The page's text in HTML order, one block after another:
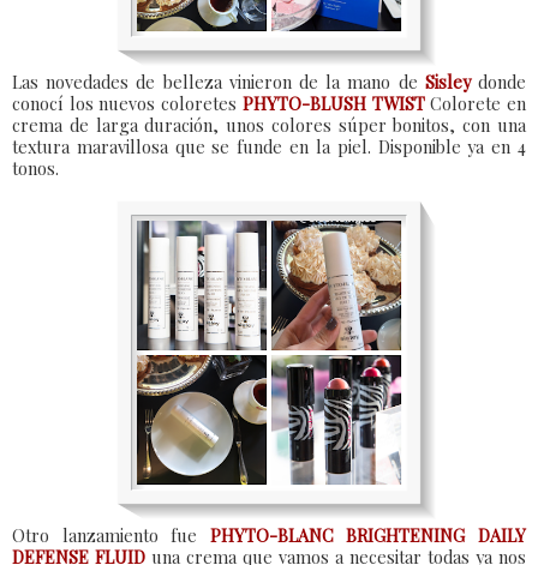
Las novedades de belleza vinieron de la mano de Sisleydonde
conocí los nuevos coloretes PHYTO-BLUSH TWISTColorete en
crema de larga duración, unos colores súper bonitos, con una
textura maravillosa que se funde en la piel. Disponible ya en 4
tonos.
Otro lanzamiento fue PHYTO-BLANC BRIGHTENING DAILY
DEFENSE FLUID una crema que vamos a necesitar todas ya nos